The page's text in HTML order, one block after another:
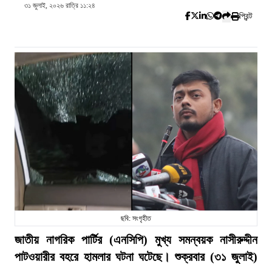
৩১ জুলাই, ২০২৬ রাত্রি ১১:২৪
প্রিন্ট
ছবি: সংগৃহীত
জাতীয় নাগরিক পার্টির (এনসিপি) মুখ্য সমন্বয়ক নাসীরুদ্দীন
পাটওয়ারীর বহরে হামলার ঘটনা ঘটেছে। শুক্রবার (৩১ জুলাই)